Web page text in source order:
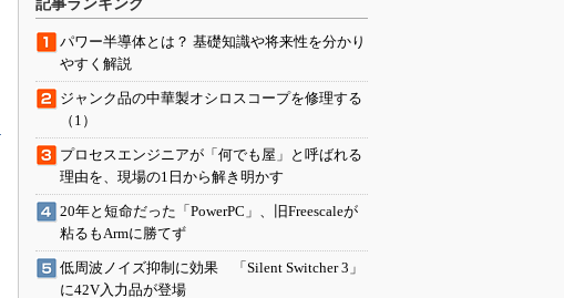
記事ランキング
パワー半導体とは？ 基礎知識や将来性を分かり
やすく解説
ジャンク品の中華製オシロスコープを修理する
（1）
プロセスエンジニアが「何でも屋」と呼ばれる
理由を、現場の1日から解き明かす
20年と短命だった「PowerPC」、旧Freescaleが
粘るもArmに勝てず
低周波ノイズ抑制に効果 「Silent Switcher 3」
に42V入力品が登場